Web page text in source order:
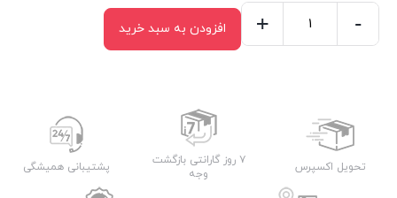
AK144
-
+ افزودن به سبد خرید
تحویل اکسپرس
۷ روز گارانتی بازگشت
وجه
پشتیبانی همیشگی